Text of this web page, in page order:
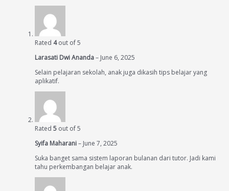
Rated 4out of 5
Larasati Dwi Ananda– June 6, 2025
Selain pelajaran sekolah, anak juga dikasih tips belajar yang
aplikatif.
Rated 5 out of 5
Syifa Maharani– June 7, 2025
Suka banget sama sistem laporan bulanan dari tutor. Jadi kami
tahu perkembangan belajar anak.